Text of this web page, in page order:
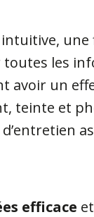
une
les
avoir un
teinte et
efficace